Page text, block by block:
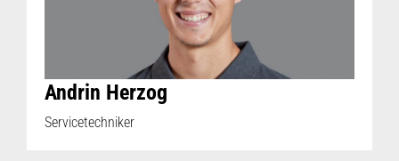
Andrin Herzog
Servicetechniker